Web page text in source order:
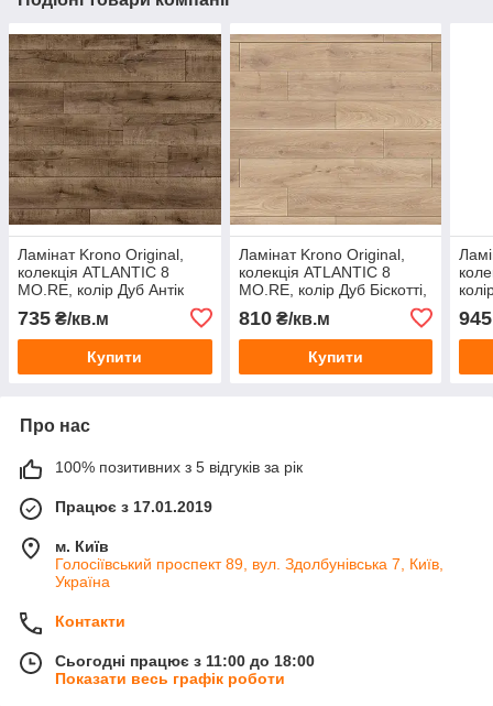
Ламінат Krono Original,
колекція ATLANTIC 8
MO.RE, колір Дуб Антік
735 ₴/кв.м
Купити
Ламінат Krono Original,
колекція ATLANTIC 8
MO.RE, колір Дуб Біскотті,
810₴/кв.м
Купити
945
Про нас
100% позитивних з 5 відгуків за рік
Працює з 17.01.2019
м. Київ
Голосіївський проспект 89, вул. Здолбунівська 7, Київ,
Україна
Контакти
Сьогодні працює з 11:00 до 18:00
Показати весь графік роботи